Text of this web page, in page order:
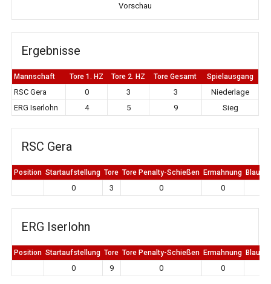
Vorschau
Ergebnisse
Mannschaft Tore 1. HZ Tore 2. HZ Tore Gesamt Spielausgang
RSC Gera 0 3 3
Niederlage
ERG Iserlohn
4 5 9 Sieg
RSC Gera
Position Startaufstellung Tore Tore Penalty-Schießen Ermahnung Blaue
0 3 0 0
ERG Iserlohn
Position Startaufstellung Tore Tore Penalty-Schießen Ermahnung Blaue
0 9 0 0